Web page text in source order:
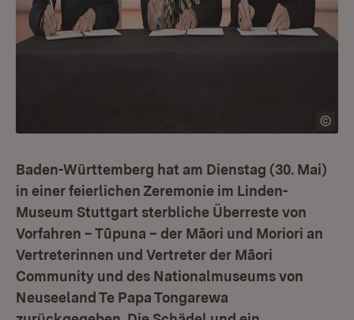
Baden-Württemberg hat am Dienstag (30. Mai)
in einer feierlichen Zeremonie im Linden-
Museum Stuttgart sterbliche Überreste von
Vorfahren – Tūpuna – der Māori und Moriori an
Vertreterinnen und Vertreter der Māori
Community und des Nationalmuseums von
Neuseeland Te Papa Tongarewa